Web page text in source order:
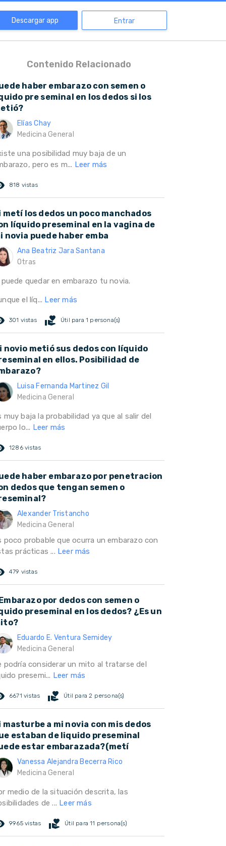
Descargar app Entrar
Contenido Relacionado
haber embarazo con semen o
pre seminal en los dedos si los
Elías Chay
Medicina General
una posibilidad muy baja de un
pero es m... Leer más
818 vistas
metí los dedos un poco manchados
líquido preseminal en la vagina de
novia puede haber emba
Ana Beatriz Jara Santana
Otras
puede quedar en embarazo tu novia.
el líq... Leer más
301 vistas volunteer_activism Útil para 1 persona(s)
novio metió sus dedos con líquido
en ellos. Posibilidad de
Luisa Fernanda Martinez Gil
Medicina General
muy baja la probabilidad ya que al salir del
lo... Leer más
1286 vistas
haber embarazo por penetracion
dedos que tengan semen o
Alexander Tristancho
Medicina General
poco probable que ocurra un embarazo con
prácticas ... Leer más
479 vistas
por dedos con semen o
preseminal en los dedos? ¿Es un
Eduardo E. Ventura Semidey
Medicina General
podría considerar un mito al tratarse del
presemi... Leer más
6671 vistas volunteer_activism Útil para 2 persona(s)
masturbe a mi novia con mis dedos
estaban de liquido preseminal
estar embarazada?(metí
Vanessa Alejandra Becerra Rico
Medicina General
medio de la situación descrita, las
de ... Leer más
9965 vistas volunteer_activism Útil para 11 persona(s)